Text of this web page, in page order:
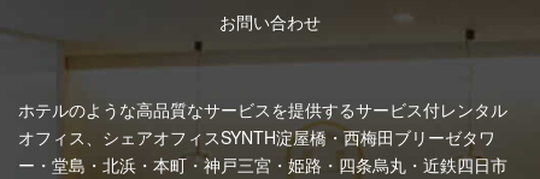
お問い合わせ
ホテルのような高品質なサービスを提供するサービス付レンタル
オフィス、シェアオフィスSYNTH淀屋橋・西梅田ブリーゼタワ
ー・堂島・北浜・本町・神戸三宮・姫路・四条烏丸・近鉄四日市